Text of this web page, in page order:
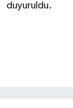
duyuruldu.